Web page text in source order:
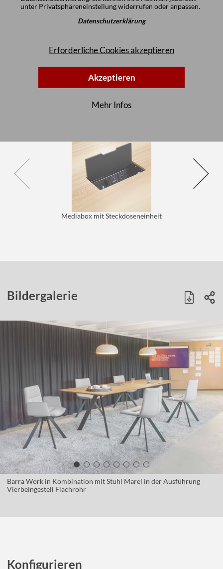
unter Privatsphäreneinstellungwiderrufen oder anpassen.
Datenschutzerklärung
Erforderliche Cookies akzeptieren
Akzeptieren
Mehr Infos
Mediabox mit Steckdoseneinheit
Bildergalerie
Barra Work in Kombination mit Stuhl Marel in der Ausführung
Vierbeingestell Flachrohr
Konfigurieren